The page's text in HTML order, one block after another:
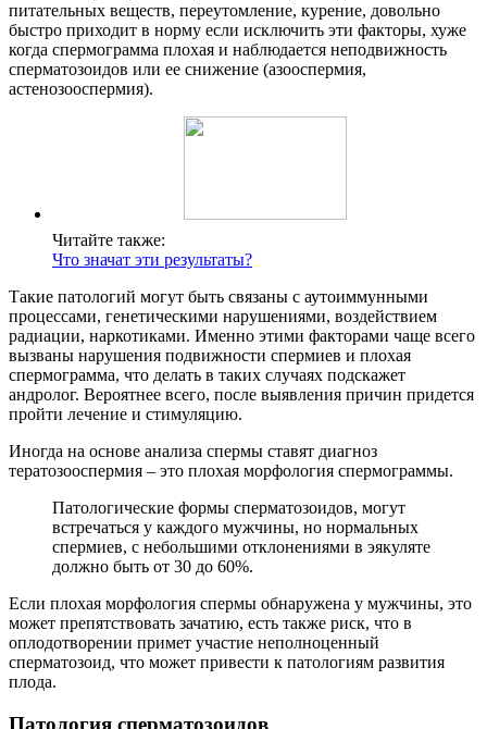
питательных веществ, переутомление, курение, довольно
быстро приходит в норму если исключить эти факторы, хуже
когда спермограмма плохая и наблюдается неподвижность
сперматозоидов или ее снижение (азооспермия,
астенозооспермия).
Читайте также:
Что значат эти результаты?
Такие патологий могут быть связаны с аутоиммунными
процессами, генетическими нарушениями, воздействием
радиации, наркотиками. Именно этими факторами чаще всего
вызваны нарушения подвижности спермиев и плохая
спермограмма, что делать в таких случаях подскажет
андролог. Вероятнее всего, после выявления причин придется
пройти лечение и стимуляцию.
Иногда на основе анализа спермы ставят диагноз
тератозооспермия – это плохая морфология спермограммы.
Патологические формы сперматозоидов, могут
встречаться у каждого мужчины, но нормальных
спермиев, с небольшими отклонениями в эякуляте
должно быть от 30 до 60%.
Если плохая морфология спермы обнаружена у мужчины, это
может препятствовать зачатию, есть также риск, что в
оплодотворении примет участие неполноценный
сперматозоид, что может привести к патологиям развития
плода.
Патология сперматозоидов